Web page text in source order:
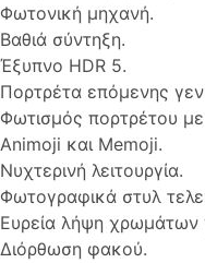
Φωτονική μηχανή.
Βαθιά σύντηξη.
Έξυπνο HDR 5.
Πορτρέτα επόμενης
Φωτισμός πορτρέτου
Animoji και Memoji.
Νυχτερινή λειτουργία.
Φωτογραφικά στυλ
Ευρεία λήψη χρωμάτων
Διόρθωση φακού.